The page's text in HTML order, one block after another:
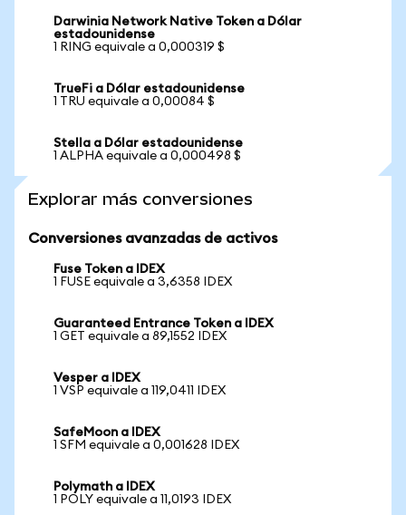
Darwinia Network Native Token a Dólar
estadounidense
1 RING equivale a 0,000319 $
TrueFi a Dólar estadounidense
1 TRU equivale a 0,00084 $
Stella a Dólar estadounidense
1 ALPHA equivale a 0,000498 $
Explorar más conversiones
Conversiones avanzadas de activos
Fuse Token a IDEX
1 FUSE equivale a 3,6358 IDEX
Guaranteed Entrance Token a IDEX
1 GET equivale a 89,1552 IDEX
Vesper a IDEX
1 VSP equivale a 119,0411 IDEX
SafeMoon a IDEX
1 SFM equivale a 0,001628 IDEX
Polymath a IDEX
1 POLY equivale a 11,0193 IDEX